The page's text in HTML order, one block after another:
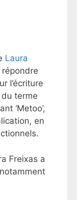
Laura
l’écriture
terme
‘Metoo’,
en
Freixas a